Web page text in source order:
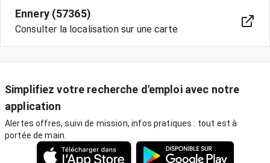
Ennery (57365)
Consulter la localisation sur une carte
Simplifiez votre recherche d'emploi avec notre
application
Alertes offres, suivi de mission, infos pratiques : tout est à
portée de main.